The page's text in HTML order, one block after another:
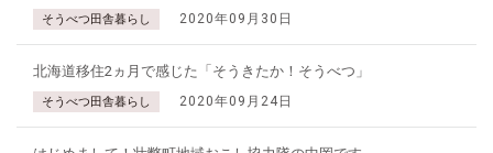
そうべつ田舎暮らし 2020年09月30日
北海道移住2ヵ月で感じた「そうきたか！そうべつ」
そうべつ田舎暮らし 2020年09月24日